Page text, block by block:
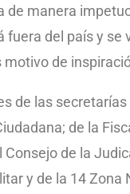
de manera
fuera del país y se
motivo de
de las secretarías
de la
de la
y de la 14